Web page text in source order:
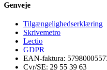
Genveje
Tilgængelighedserklæring
Skrivemetro
Lectio
GDPR
EAN-faktura:
Cvr/SE: 29 55 39 63